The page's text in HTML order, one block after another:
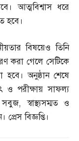
আত্মবিশ্বাস ধরে
হবে।
বিষয়েও তিনি
করা গেলে সেটিকে
অনুষ্ঠান শেষে
ও পরীক্ষায় সাফল্য
সবুজ,স্বাস্থ্যসম্মত ও
বিজ্ঞপ্তি।